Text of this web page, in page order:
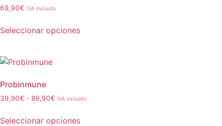
69,90€ IVA incluido
Seleccionar opciones
Probinmune
39,90€ - 89,90€ IVA incluido
Seleccionar opciones